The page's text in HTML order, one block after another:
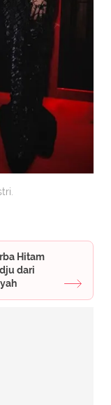
Hitam
dari